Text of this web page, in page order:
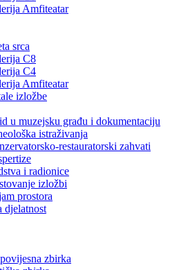
Amfiteatar
srca
C8
C4
Amfiteatar
izložbe
u muzejsku građu i dokumentaciju
istraživanja
restauratorski zahvati
i radionice
izložbi
prostora
djelatnost
zbirka